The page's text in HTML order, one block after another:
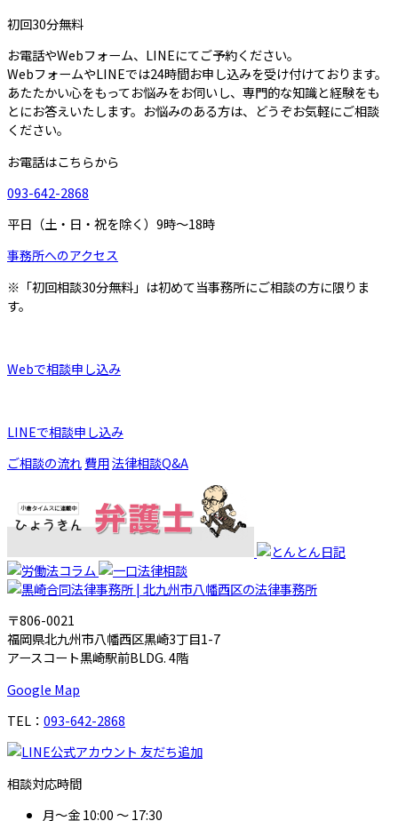
初回30分無料
お電話やWebフォーム、LINEにてご予約ください。
WebフォームやLINEでは24時間お申し込みを受け付けております。
あたたかい心をもってお悩みをお伺いし、専門的な知識と経験をも
とにお答えいたします。お悩みのある方は、どうぞお気軽にご相談
ください。
お電話はこちらから
093-642-2868
平日（土・日・祝を除く）9時～18時
事務所へのアクセス
※「初回相談30分無料」は初めて当事務所にご相談の方に限りま
す。
Webで相談申し込み
LINEで相談申し込み
ご相談の流れ費用法律相談Q&A
〒806-0021
福岡県北九州市八幡西区黒崎3丁目1-7
アースコート黒崎駅前BLDG. 4階
Google Map
TEL： 093-642-2868
相談対応時間
月～金10:00 ～ 17:30